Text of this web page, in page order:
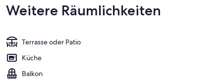
Weitere Räumlichkeiten
Terrasse oder Patio
Küche
Balkon